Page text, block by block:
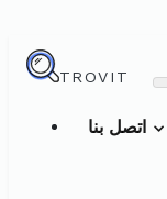
TROVIT